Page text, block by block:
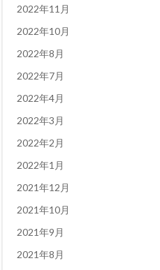
2022年11月
2022年10月
2022年8月
2022年7月
2022年4月
2022年3月
2022年2月
2022年1月
2021年12月
2021年10月
2021年9月
2021年8月